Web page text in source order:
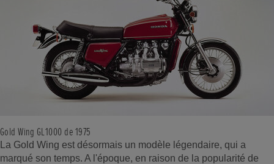
Gold Wing GL1000 de 1975
La Gold Wing est désormais un modèle légendaire, qui a
marqué son temps. A l'époque, en raison de la popularité de